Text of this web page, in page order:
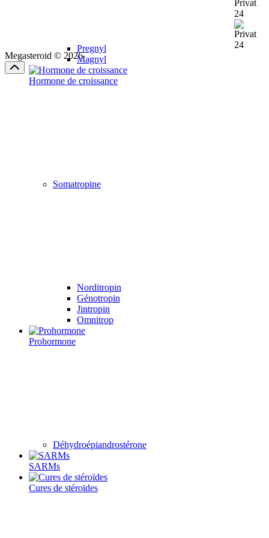
Pregnyl
Magnyl
Hormone de croissance
Somatropine
Norditropin
Génotropin
Jintropin
Omnitrop
Prohormone
Déhydroépiandrostérone
SARMs
Cures de stéroïdes
Megasteroid © 2026